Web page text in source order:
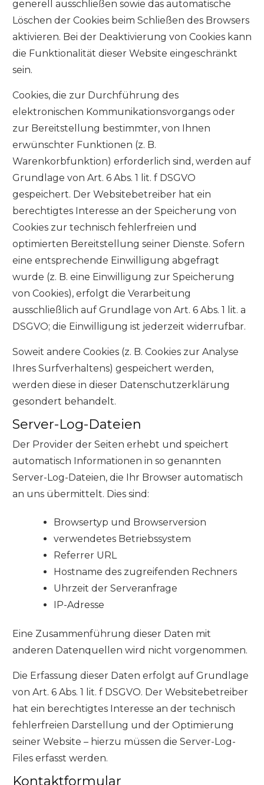
generell ausschließen sowie das automatische
Löschen der Cookies beim Schließen des Browsers
aktivieren. Bei der Deaktivierung von Cookies kann
die Funktionalität dieser Website eingeschränkt
sein.
Cookies, die zur Durchführung des
elektronischen Kommunikationsvorgangs oder
zur Bereitstellung bestimmter, von Ihnen
erwünschter Funktionen (z. B.
Warenkorbfunktion) erforderlich sind, werden auf
Grundlage von Art. 6 Abs. 1 lit. f DSGVO
gespeichert. Der Websitebetreiber hat ein
berechtigtes Interesse an der Speicherung von
Cookies zur technisch fehlerfreien und
optimierten Bereitstellung seiner Dienste. Sofern
eine entsprechende Einwilligung abgefragt
wurde (z. B. eine Einwilligung zur Speicherung
von Cookies), erfolgt die Verarbeitung
ausschließlich auf Grundlage von Art. 6 Abs. 1 lit. a
DSGVO; die Einwilligung ist jederzeit widerrufbar.
Soweit andere Cookies (z. B. Cookies zur Analyse
Ihres Surfverhaltens) gespeichert werden,
werden diese in dieser Datenschutzerklärung
gesondert behandelt.
Server-Log-Dateien
Der Provider der Seiten erhebt und speichert
automatisch Informationen in so genannten
Server-Log-Dateien, die Ihr Browser automatisch
an uns übermittelt. Dies sind:
Browsertyp und Browserversion
verwendetes Betriebssystem
Referrer URL
Hostname des zugreifenden Rechners
Uhrzeit der Serveranfrage
IP-Adresse
Eine Zusammenführung dieser Daten mit
anderen Datenquellen wird nicht vorgenommen.
Die Erfassung dieser Daten erfolgt auf Grundlage
von Art. 6 Abs. 1 lit. f DSGVO. Der Websitebetreiber
hat ein berechtigtes Interesse an der technisch
fehlerfreien Darstellung und der Optimierung
seiner Website – hierzu müssen die Server-Log-
Files erfasst werden.
Kontaktformular